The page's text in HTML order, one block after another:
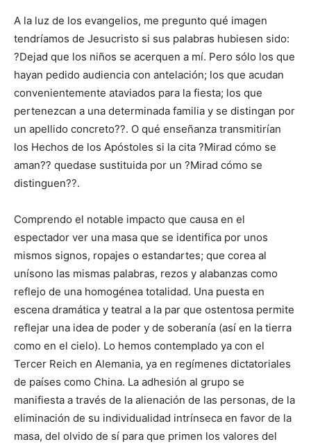
A la luz de los evangelios, me pregunto qué imagen
tendríamos de Jesucristo si sus palabras hubiesen sido:
?Dejad que los niños se acerquen a mí. Pero sólo los que
hayan pedido audiencia con antelación; los que acudan
convenientemente ataviados para la fiesta; los que
pertenezcan a una determinada familia y se distingan por
un apellido concreto??. O qué enseñanza transmitirían
los Hechos de los Apóstoles si la cita ?Mirad cómo se
aman?? quedase sustituida por un ?Mirad cómo se
distinguen??.
Comprendo el notable impacto que causa en el
espectador ver una masa que se identifica por unos
mismos signos, ropajes o estandartes; que corea al
unísono las mismas palabras, rezos y alabanzas como
reflejo de una homogénea totalidad. Una puesta en
escena dramática y teatral a la par que ostentosa permite
reflejar una idea de poder y de soberanía (así en la tierra
como en el cielo). Lo hemos contemplado ya con el
Tercer Reich en Alemania, ya en regímenes dictatoriales
de países como China. La adhesión al grupo se
manifiesta a través de la alienación de las personas, de la
eliminación de su individualidad intrínseca en favor de la
masa, del olvido de sí para que primen los valores del